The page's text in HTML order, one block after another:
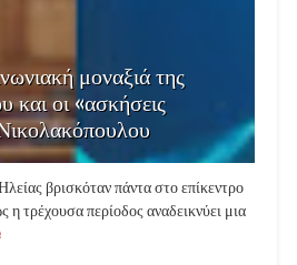
μοναξιά της
και οι «ασκήσεις
βρισκόταν πάντα στο επίκεντρο
τρέχουσα περίοδος αναδεικνύει μια